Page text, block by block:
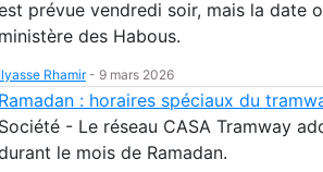
prévue vendredi soir, mais la date
ministère des Habous.
Ilyasse Rhamir- 9 mars 2026
Ramadan : horaires spéciaux du
Société - Le réseau CASA Tramway
le mois de Ramadan.